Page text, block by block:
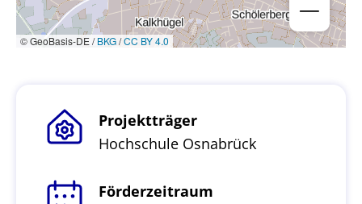
© GeoBasis-DE /BKG/CC BY 4.0
Projektträger
Hochschule Osnabrück
Förderzeitraum